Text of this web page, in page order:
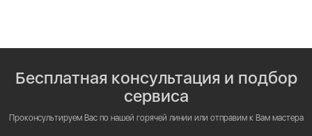
Бесплатная консультация и подбор
сервиса
Проконсультируем Вас по нашей горячей линии или отправим к Вам мастера